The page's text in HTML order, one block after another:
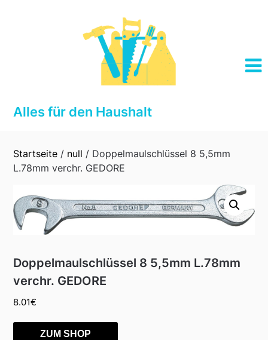
Alles für den Haushalt
Startseite / null / Doppelmaulschlüssel 8 5,5mm
L.78mm verchr. GEDORE
Doppelmaulschlüssel 8 5,5mm L.78mm
verchr. GEDORE
8.01€
ZUM SHOP